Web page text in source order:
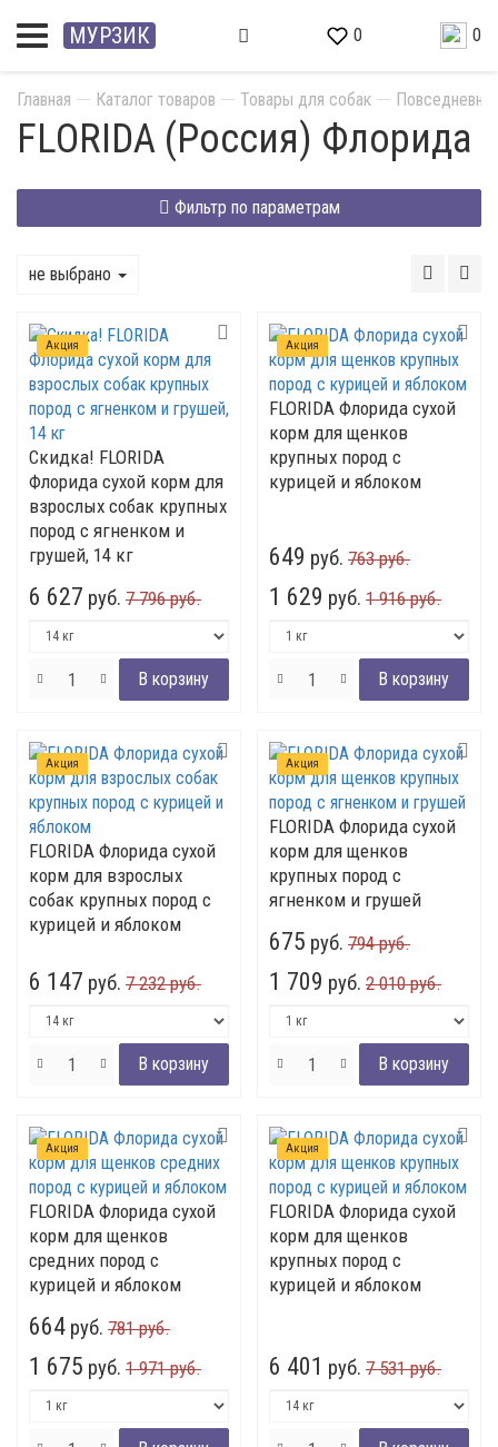
МУРЗИК 0 0
Главная Каталог товаров Товары для собак
FLORIDA (Россия) Флорида
Фильтр по параметрам
не выбрано
Акция
Скидка! FLORIDA
Флорида сухой корм для
взрослых собак крупных
пород с ягненком и
грушей, 14 кг
6 627 руб. 7 796 руб.
Акция
FLORIDA Флорида сухой
корм для щенков
крупных пород с
курицей и яблоком
649 руб. 763 руб.
1 629 руб. 1 916 руб.
Акция
FLORIDA Флорида сухой
корм для взрослых
собак крупных пород с
курицей и яблоком
6 147 руб. 7 232 руб.
Акция
FLORIDA Флорида сухой
корм для щенков
крупных пород с
ягненком и грушей
675 руб. 794 руб.
1 709 руб. 2 010 руб.
Акция
FLORIDA Флорида сухой
корм для щенков
средних пород с
курицей и яблоком
664 руб. 781 руб.
1 675 руб. 1 971 руб.
Акция
FLORIDA Флорида сухой
корм для щенков
крупных пород с
курицей и яблоком
6 401 руб. 7 531 руб.